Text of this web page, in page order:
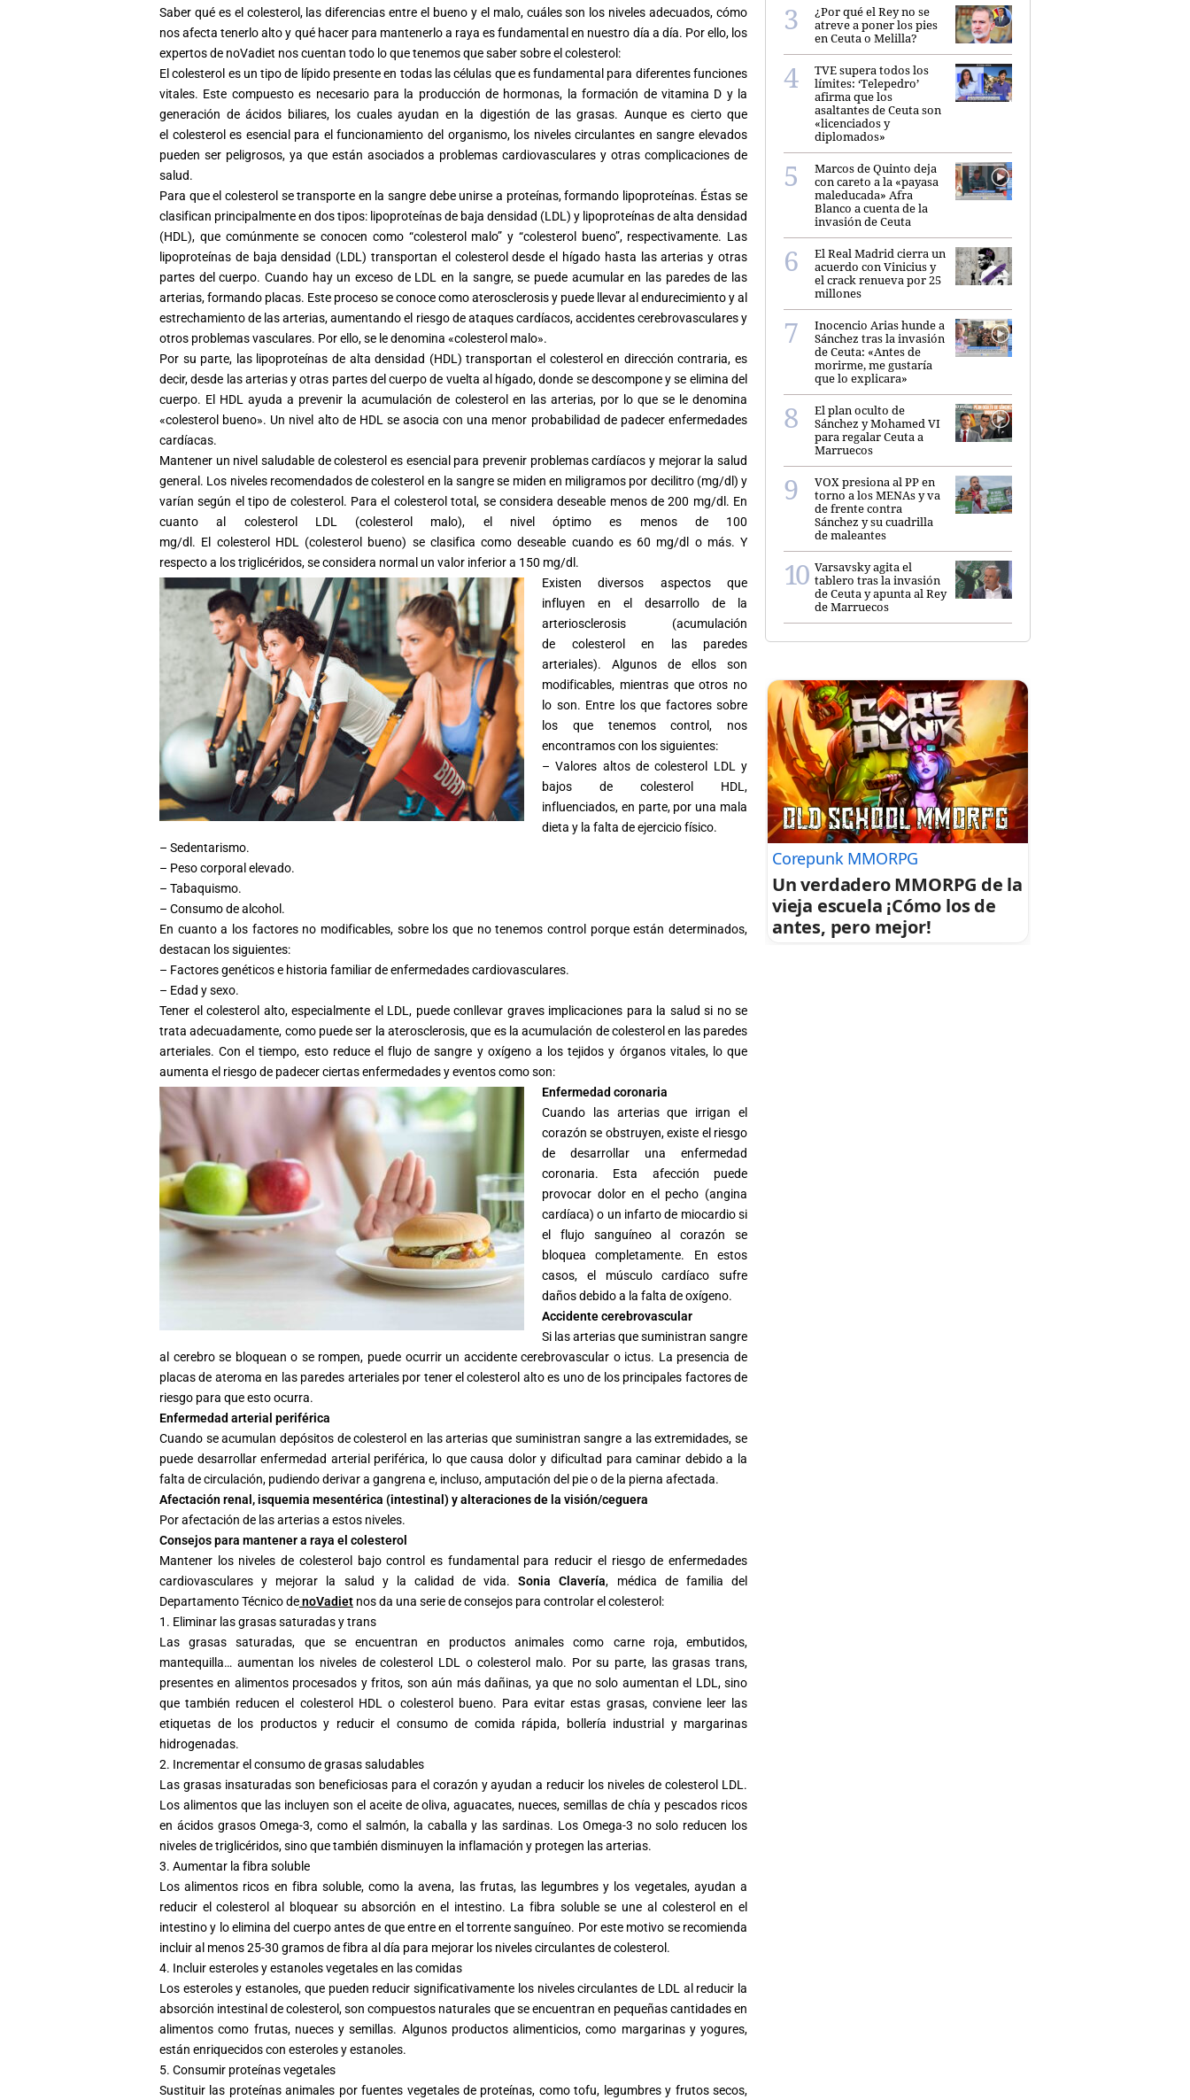
Saber qué es el colesterol, las diferencias entre el bueno y el malo, cuáles son los niveles adecuados, cómo
nos afecta tenerlo alto y qué hacer para mantenerlo a raya es fundamental en nuestro día a día. Por ello, los
expertos de noVadiet nos cuentan todo lo que tenemos que saber sobre elcolesterol:
Elcolesterol es un tipo de lípido presente en todas las células que es fundamental para diferentes funciones
vitales. Este compuesto es necesario para la producción de hormonas, la formación de vitamina D y la
generación de ácidos biliares, los cuales ayudan en la digestión de las grasas. Aunque es cierto que
el colesteroles esencial para el funcionamiento del organismo, los niveles circulantes en sangre elevados
pueden ser peligrosos, ya que están asociados a problemas cardiovasculares y otras complicaciones de
salud.
Para que el colesterolse transporte en la sangre debe unirse a proteínas, formando lipoproteínas. Éstas se
clasifican principalmente en dos tipos: lipoproteínas de baja densidad (LDL) y lipoproteínas de alta densidad
(HDL), que comúnmente se conocen como “colesterolmalo” y “colesterolbueno”, respectivamente. Las
lipoproteínas de baja densidad (LDL) transportan el colesteroldesde el hígado hasta las arterias y otras
partes del cuerpo. Cuando hay un exceso de LDL en la sangre, se puede acumular en las paredes de las
arterias, formando placas. Este proceso se conoce como aterosclerosis y puede llevar al endurecimiento y al
estrechamiento de las arterias, aumentando el riesgo de ataques cardíacos, accidentes cerebrovasculares y
otros problemas vasculares. Por ello, se le denomina «colesterol malo».
Por su parte, las lipoproteínas de alta densidad (HDL) transportan el colesterolen dirección contraria, es
decir, desde las arterias y otras partes del cuerpo de vuelta al hígado, donde se descompone y se elimina del
cuerpo. El HDL ayuda a prevenir la acumulación de colesterolen las arterias, por lo que se le denomina
«colesterol bueno». Un nivel alto de HDL se asocia con una menor probabilidad de padecer enfermedades
cardíacas.
Mantener un nivel saludable decolesterol es esencial para prevenir problemas cardíacos y mejorar la salud
general. Los niveles recomendados decolesterol en la sangre se miden en miligramos por decilitro (mg/dl) y
varían según el tipo de colesterol. Para el colesteroltotal, se considera deseable menos de 200 mg/dl. En
cuanto al colesterolLDL (colesterol malo), el nivel óptimo es menos de 100
mg/dl. El colesterolHDL (colesterol bueno) se clasifica como deseable cuando es 60 mg/dl o más. Y
respecto a los triglicéridos, se considera normal un valor inferior a 150 mg/dl.
Existen diversos aspectos que
influyen en el desarrollo de la
arteriosclerosis (acumulación
de colesterolen las paredes
arteriales). Algunos de ellos son
modificables, mientras que otros no
lo son. Entre los que factores sobre
los que tenemos control, nos
encontramos con los siguientes:
– Valores altos decolesterol LDL y
bajos de colesterol HDL,
influenciados, en parte, por una mala
dieta y la falta de ejercicio físico.
– Sedentarismo.
– Peso corporal elevado.
– Tabaquismo.
– Consumo de alcohol.
En cuanto a los factores no modificables, sobre los que no tenemos control porque están determinados,
destacan los siguientes:
– Factores genéticos e historia familiar de enfermedades cardiovasculares.
– Edad y sexo.
Tener el colesterol alto, especialmente el LDL, puede conllevar graves implicaciones para la salud si no se
trata adecuadamente, como puede ser la aterosclerosis, que es la acumulación decolesterolen las paredes
arteriales. Con el tiempo, esto reduce el flujo de sangre y oxígeno a los tejidos y órganos vitales, lo que
aumenta el riesgo de padecer ciertas enfermedades y eventos como son:
Enfermedad coronaria
Cuando las arterias que irrigan el
corazón se obstruyen, existe el riesgo
de desarrollar una enfermedad
coronaria. Esta afección puede
provocar dolor en el pecho (angina
cardíaca) o un infarto de miocardio si
el flujo sanguíneo al corazón se
bloquea completamente. En estos
casos, el músculo cardíaco sufre
daños debido a la falta de oxígeno.
Accidente cerebrovascular
Si las arterias que suministran sangre
al cerebro se bloquean o se rompen, puede ocurrir un accidente cerebrovascular o ictus. La presencia de
placas de ateroma en las paredes arteriales por tener elcolesterol alto es uno de los principales factores de
riesgo para que esto ocurra.
Enfermedad arterial periférica
Cuando se acumulan depósitos decolesterol en las arterias que suministran sangre a las extremidades, se
puede desarrollar enfermedad arterial periférica, lo que causa dolor y dificultad para caminar debido a la
falta de circulación, pudiendo derivar a gangrena e, incluso, amputación del pie o de la pierna afectada.
Afectación renal, isquemia mesentérica (intestinal) y alteraciones de la visión/ceguera
Por afectación de las arterias a estos niveles.
Consejos para mantener a raya el colesterol
Mantener los niveles de colesterolbajo control es fundamental para reducir el riesgo de enfermedades
cardiovasculares y mejorar la salud y la calidad de vida.Sonia Clavería, médica de familia del
Departamento Técnico denoVadiet nos da una serie de consejos para controlar elcolesterol:
1. Eliminar las grasas saturadas y trans
Las grasas saturadas, que se encuentran en productos animales como carne roja, embutidos,
mantequilla… aumentan los niveles decolesterol LDL ocolesterol malo. Por su parte, las grasas trans,
presentes en alimentos procesados y fritos, son aún más dañinas, ya que no solo aumentan el LDL, sino
que también reducen el colesterolHDL o colesterolbueno. Para evitar estas grasas, conviene leer las
etiquetas de los productos y reducir el consumo de comida rápida, bollería industrial y margarinas
hidrogenadas.
2. Incrementar el consumo de grasas saludables
Las grasas insaturadas son beneficiosas para el corazón y ayudan a reducir los niveles decolesterol LDL.
Los alimentos que las incluyen son el aceite de oliva, aguacates, nueces, semillas de chía y pescados ricos
en ácidos grasos Omega-3, como el salmón, la caballa y las sardinas. Los Omega-3 no solo reducen los
niveles de triglicéridos, sino que también disminuyen la inflamación y protegen las arterias.
3. Aumentar la fibra soluble
Los alimentos ricos en fibra soluble, como la avena, las frutas, las legumbres y los vegetales, ayudan a
reducir elcolesterol al bloquear su absorción en el intestino. La fibra soluble se une al colesterolen el
intestino y lo elimina del cuerpo antes de que entre en el torrente sanguíneo. Por este motivo se recomienda
incluir al menos 25-30 gramos de fibra al día para mejorar los niveles circulantes decolesterol.
4. Incluir esteroles y estanoles vegetales en las comidas
Los esteroles y estanoles, que pueden reducir significativamente los niveles circulantes de LDL al reducir la
absorción intestinal decolesterol, son compuestos naturales que se encuentran en pequeñas cantidades en
alimentos como frutas, nueces y semillas. Algunos productos alimenticios, como margarinas y yogures,
están enriquecidos con esteroles y estanoles.
5. Consumir proteínas vegetales
Sustituir las proteínas animales por fuentes vegetales de proteínas, como tofu, legumbres y frutos secos,
¿Por qué el Rey no se
atreve a poner los pies
en Ceuta o Melilla?
TVE supera todos los
límites: ‘Telepedro’
afirma que los
asaltantes de Ceuta son
«licenciados y
diplomados»
Marcos de Quinto deja
con careto a la «payasa
maleducada» Afra
Blanco a cuenta de la
invasión de Ceuta
El Real Madrid cierra un
acuerdo con Vinicius y
el crack renueva por 25
millones
Inocencio Arias hunde a
Sánchez tras la invasión
de Ceuta: «Antes de
morirme, me gustaría
que lo explicara»
El plan oculto de
Sánchez y Mohamed VI
para regalar Ceuta a
Marruecos
VOX presiona al PP en
torno a los MENAs y va
de frente contra
Sánchez y su cuadrilla
de maleantes
Varsavsky agita el
tablero tras la invasión
de Ceuta y apunta al Rey
de Marruecos
Corepunk MMORPG
Un verdadero MMORPG de la
vieja escuela ¡Cómo los de
antes, pero mejor!